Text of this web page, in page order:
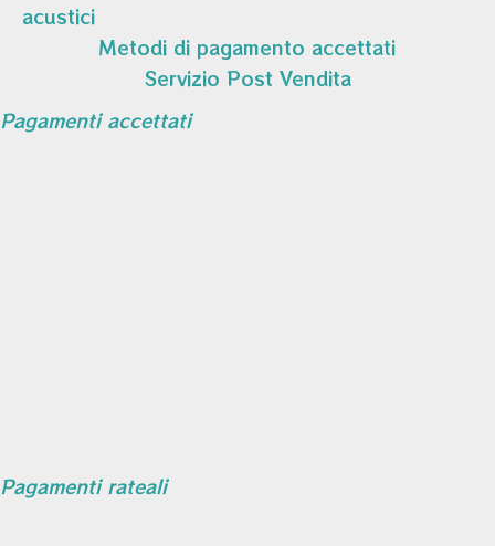
acustici
Metodi di pagamento accettati
Servizio Post Vendita
Pagamenti accettati
Pagamenti rateali